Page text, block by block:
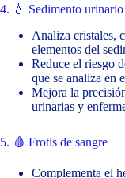
4. 💧 Sedimento urinario
Analiza cristales,
elementos del
Reduce el riesgo
que se analiza en
Mejora la
urinarias y
5. 🩸 Frotis de sangre
Complementa el